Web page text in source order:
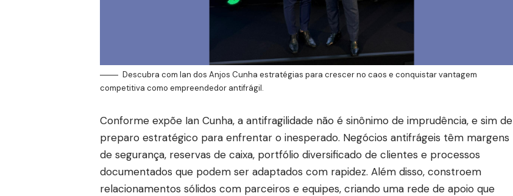
Descubra com Ian dos Anjos Cunha estratégias para crescer no caos e conquistar vantagem
competitiva como empreendedor antifrágil.
Conforme expõe Ian Cunha, a antifragilidade não é sinônimo de imprudência, e sim de
preparo estratégico para enfrentar o inesperado. Negócios antifrágeis têm margens
de segurança, reservas de caixa, portfólio diversificado de clientes e processos
documentados que podem ser adaptados com rapidez. Além disso, constroem
relacionamentos sólidos com parceiros e equipes, criando uma rede de apoio que